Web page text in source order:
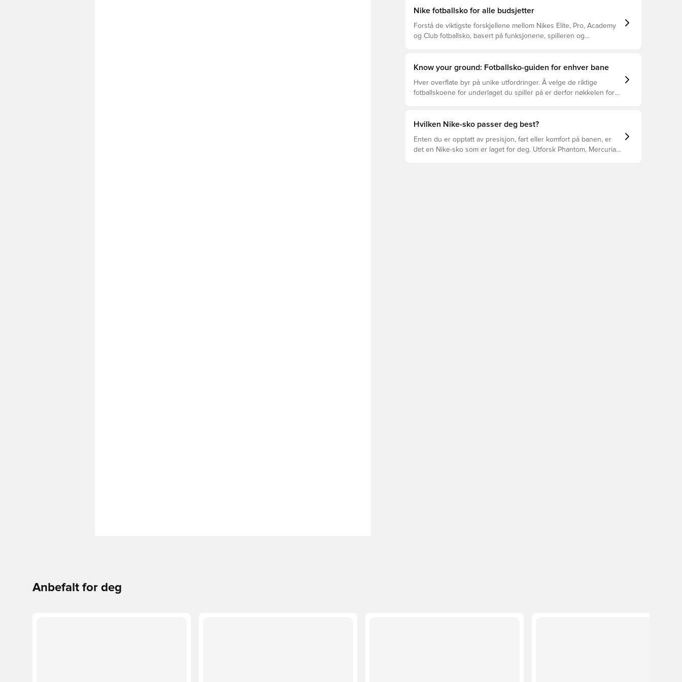
Nike fotballsko for alle budsjetter
Forstå de viktigste forskjellene mellom Nikes Elite, Pro, Academy
og Club fotballsko, basert på funksjonene, spilleren og
Know your ground: Fotballsko-guiden for enhver bane
Hver overflate byr på unike utfordringer. Å velge de riktige
fotballskoene for underlaget du spiller på er derfor nøkkelen for
beste valget for de forskjellige overflatene.
Hvilken Nike-sko passer deg best?
Enten du er opptatt av presisjon, fart eller komfort på banen, er
det en Nike-sko som er laget for deg. Utforsk Phantom, Mercurial,
Anbefalt for deg